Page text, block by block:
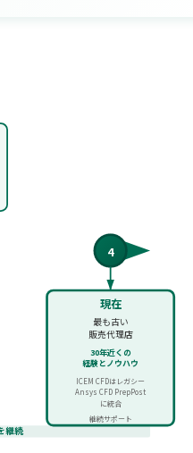
4
現在
最も古い
販売代理店
30年近くの
経験とノウハウ
ICEM CFDはレガシー
Ansys CFD PrepPost
に統合
継続サポート
継続